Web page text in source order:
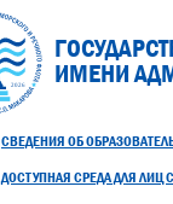
ИМЕНИ
СВЕДЕНИЯ ОБ
ДОСТУПНАЯ СРЕДА ДЛЯ ЛИЦ